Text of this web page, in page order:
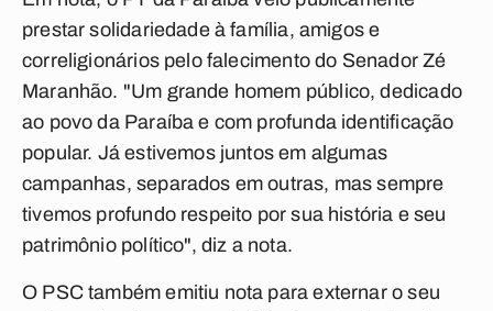
prestar solidariedade à família, amigos e
correligionários pelo falecimento do Senador Zé
Maranhão. "Um grande homem público, dedicado
ao povo da Paraíba e com profunda identificação
popular. Já estivemos juntos em algumas
campanhas, separados em outras, mas sempre
tivemos profundo respeito por sua história e seu
patrimônio político", diz a nota.
O PSC também emitiu nota para externar o seu